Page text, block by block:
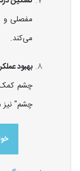
مفصلی و
می‌کند.
بهبود
چشم کمک
چشم" نیز